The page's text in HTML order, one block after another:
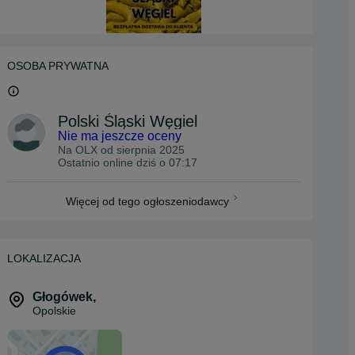
OSOBA PRYWATNA
Polski Śląski Węgiel
Nie ma jeszcze oceny
Na OLX od sierpnia 2025
Ostatnio online dziś o 07:17
Więcej od tego ogłoszeniodawcy
LOKALIZACJA
Głogówek,
Opolskie